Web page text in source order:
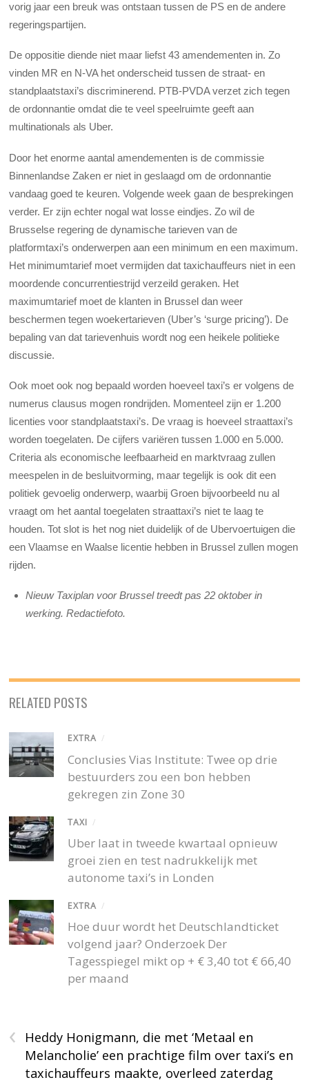
vorig jaar een breuk was ontstaan tussen de PS en de andere
regeringspartijen.
De oppositie diende niet maar liefst 43 amendementen in. Zo
vinden MR en N-VA het onderscheid tussen de straat- en
standplaatstaxi’s discriminerend. PTB-PVDA verzet zich tegen
de ordonnantie omdat die te veel speelruimte geeft aan
multinationals als Uber.
Door het enorme aantal amendementen is de commissie
Binnenlandse Zaken er niet in geslaagd om de ordonnantie
vandaag goed te keuren. Volgende week gaan de besprekingen
verder. Er zijn echter nogal wat losse eindjes. Zo wil de
Brusselse regering de dynamische tarieven van de
platformtaxi’s onderwerpen aan een minimum en een maximum.
Het minimumtarief moet vermijden dat taxichauffeurs niet in een
moordende concurrentiestrijd verzeild geraken. Het
maximumtarief moet de klanten in Brussel dan weer
beschermen tegen woekertarieven (Uber’s ‘surge pricing’). De
bepaling van dat tarievenhuis wordt nog een heikele politieke
discussie.
Ook moet ook nog bepaald worden hoeveel taxi’s er volgens de
numerus clausus mogen rondrijden. Momenteel zijn er 1.200
licenties voor standplaatstaxi’s. De vraag is hoeveel straattaxi’s
worden toegelaten. De cijfers variëren tussen 1.000 en 5.000.
Criteria als economische leefbaarheid en marktvraag zullen
meespelen in de besluitvorming, maar tegelijk is ook dit een
politiek gevoelig onderwerp, waarbij Groen bijvoorbeeld nu al
vraagt om het aantal toegelaten straattaxi’s niet te laag te
houden. Tot slot is het nog niet duidelijk of de Ubervoertuigen die
een Vlaamse en Waalse licentie hebben in Brussel zullen mogen
rijden.
Nieuw Taxiplan voor Brussel treedt pas 22 oktober in
werking. Redactiefoto.
RELATED POSTS
EXTRA /
Conclusies Vias Institute: Twee op drie
bestuurders zou een bon hebben
gekregen zin Zone 30
TAXI /
Uber laat in tweede kwartaal opnieuw
groei zien en test nadrukkelijk met
autonome taxi’s in Londen
EXTRA /
Hoe duur wordt het Deutschlandticket
volgend jaar? Onderzoek Der
Tagesspiegel mikt op + € 3,40 tot € 66,40
per maand
‹
Heddy Honigmann, die met ‘Metaal en
Melancholie’ een prachtige film over taxi’s en
taxichauffeurs maakte, overleed zaterdag